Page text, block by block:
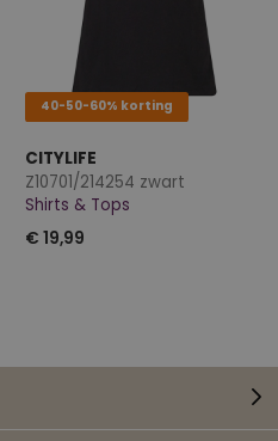
40-50-60% korting
CITYLIFE
Z10701/214254 zwart
Shirts & Tops
€ 19,99